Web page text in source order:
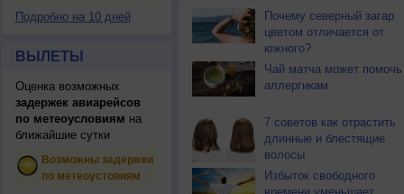
Подробно на 10 дней
ВЫЛЕТЫ
Оценка возможных
задержек авиарейсов
по метеоусловиям на
ближайшие сутки
Возможны задержки
по метеоустовиям
Почему северный загар
цветом отличается от
южного?
Чай матча может помочь
аллергикам
7 советов как отрастить
длинные и блестящие
волосы
Избыток свободного